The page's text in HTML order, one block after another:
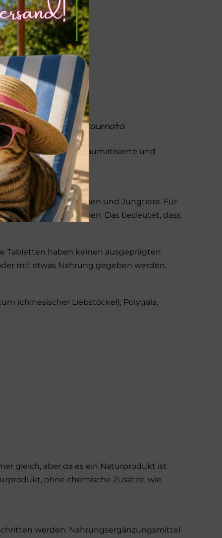
Angst & Traumata
unsichere, traumatisierte und
zu machen.
also auch für Welpen und Jungtiere. Für
Gewicht oral zu geben. Das bedeutet, dass
Tabletten haben keinen ausgeprägten
mit etwas Nahrung gegeben werden.
(chinesischer Liebstöckel), Polygala,
gleich, aber da es ein Naturprodukt ist
ohne chemische Zusätze, wie
werden. Nahrungsergänzungsmittel